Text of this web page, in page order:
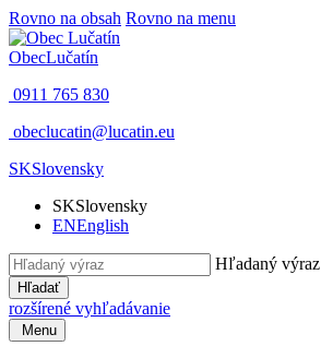
Rovno na obsah Rovno na menu
ObecLučatín
0911 765 830
obeclucatin@lucatin.eu
SKSlovensky
SKSlovensky
ENEnglish
Hľadaný výraz
Hľadať
rozšírené vyhľadávanie
Menu